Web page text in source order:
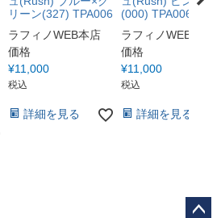
リーン(327) TPA006
ラフィノWEB本店
価格
¥11,000
税込
詳細を見る
(000) TPA006
ラフィノWEB本店
価格
¥11,000
税込
詳細を見る